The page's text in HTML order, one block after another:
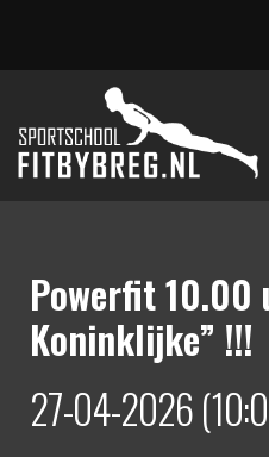
inhoud
Powerfit 10.00
Koninklijke” !!!
27-04-2026